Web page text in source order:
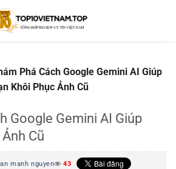
Phá Cách Google Gemini AI Giúp
Khôi Phục Ảnh Cũ
Google Gemini AI Giúp
Cũ
manh nguyen 43